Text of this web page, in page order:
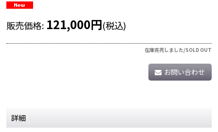
販売価格: 121,000円(税込)
在庫完売しました/SOLD OUT
お問い合わせ
詳細